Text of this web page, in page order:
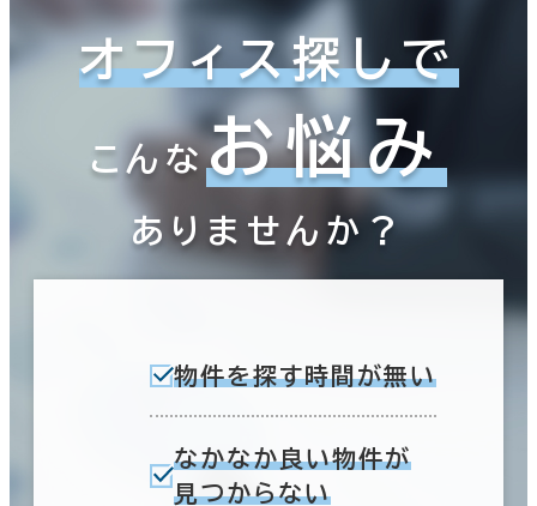
オフィス探しで
こんなお悩み
ありませんか？
物件を探す時間が無い
なかなか良い物件が
見つからない
この条件で検索する